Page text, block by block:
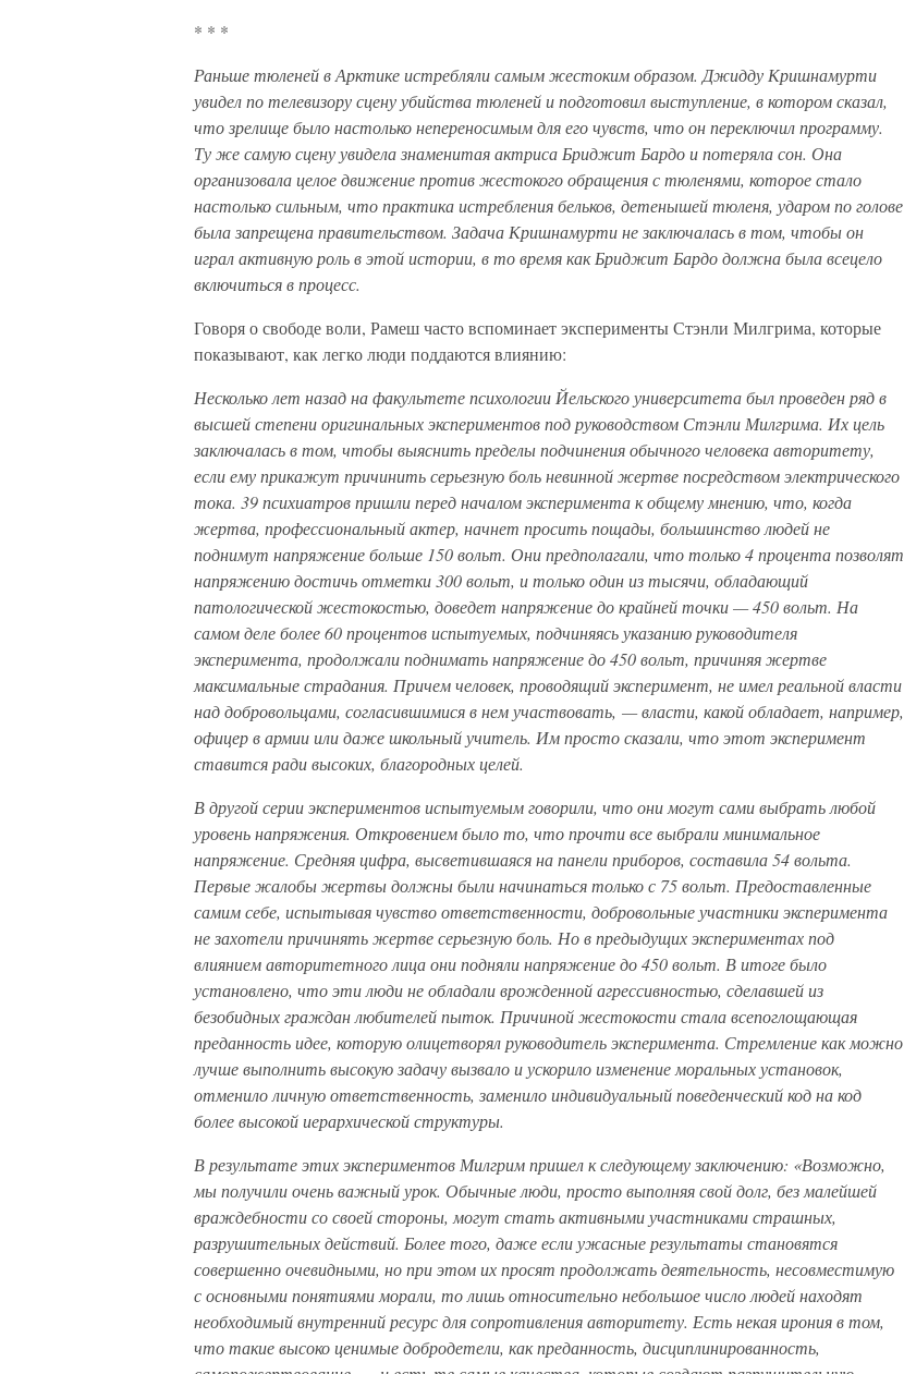
* * *
Раньше тюленей в Арктике истребляли самым жестоким образом. Джидду Кришнамурти
увидел по телевизору сцену убийства тюленей и подготовил выступление, в котором сказал,
что зрелище было настолько непереносимым для его чувств, что он переключил программу.
Ту же самую сцену увидела знаменитая актриса Бриджит Бардо и потеряла сон. Она
организовала целое движение против жестокого обращения с тюленями, которое стало
настолько сильным, что практика истребления бельков, детенышей тюленя, ударом по голове
была запрещена правительством. Задача Кришнамурти не заключалась в том, чтобы он
играл активную роль в этой истории, в то время как Бриджит Бардо должна была всецело
включиться в процесс.
Говоря о свободе воли, Рамеш часто вспоминает эксперименты Стэнли Милгрима, которые
показывают, как легко люди поддаются влиянию:
Несколько лет назад на факультете психологии Йельского университета был проведен ряд в
высшей степени оригинальных экспериментов под руководством Стэнли Милгрима. Их цель
заключалась в том, чтобы выяснить пределы подчинения обычного человека авторитету,
если ему прикажут причинить серьезную боль невинной жертве посредством электрического
тока. 39 психиатров пришли перед началом эксперимента к общему мнению, что, когда
жертва, профессиональный актер, начнет просить пощады, большинство людей не
поднимут напряжение больше 150 вольт. Они предполагали, что только 4 процента позволят
напряжению достичь отметки 300 вольт, и только один из тысячи, обладающий
патологической жестокостью, доведет напряжение до крайней точки — 450 вольт. На
самом деле более 60 процентов испытуемых, подчиняясь указанию руководителя
эксперимента, продолжали поднимать напряжение до 450 вольт, причиняя жертве
максимальные страдания. Причем человек, проводящий эксперимент, не имел реальной власти
над добровольцами, согласившимися в нем участвовать, — власти, какой обладает, например,
офицер в армии или даже школьный учитель. Им просто сказали, что этот эксперимент
ставится ради высоких, благородных целей.
В другой серии экспериментов испытуемым говорили, что они могут сами выбрать любой
уровень напряжения. Откровением было то, что прочти все выбрали минимальное
напряжение. Средняя цифра, высветившаяся на панели приборов, составила 54 вольта.
Первые жалобы жертвы должны были начинаться только с 75 вольт. Предоставленные
самим себе, испытывая чувство ответственности, добровольные участники эксперимента
не захотели причинять жертве серьезную боль. Но в предыдущих экспериментах под
влиянием авторитетного лица они подняли напряжение до 450 вольт. В итоге было
установлено, что эти люди не обладали врожденной агрессивностью, сделавшей из
безобидных граждан любителей пыток. Причиной жестокости стала всепоглощающая
преданность идее, которую олицетворял руководитель эксперимента. Стремление как можно
лучше выполнить высокую задачу вызвало и ускорило изменение моральных установок,
отменило личную ответственность, заменило индивидуальный поведенческий код на код
более высокой иерархической структуры.
В результате этих экспериментов Милгрим пришел к следующему заключению: «Возможно,
мы получили очень важный урок. Обычные люди, просто выполняя свой долг, без малейшей
враждебности со своей стороны, могут стать активными участниками страшных,
разрушительных действий. Более того, даже если ужасные результаты становятся
совершенно очевидными, но при этом их просят продолжать деятельность, несовместимую
с основными понятиями морали, то лишь относительно небольшое число людей находят
необходимый внутренний ресурс для сопротивления авторитету. Есть некая ирония в том,
что такие высоко ценимые добродетели, как преданность, дисциплинированность,